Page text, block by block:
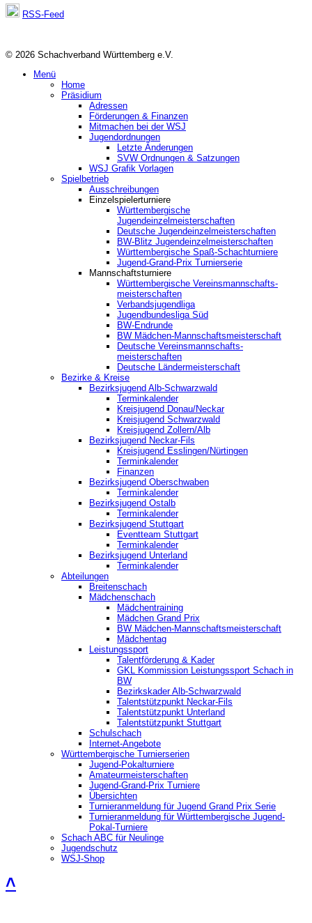
RSS-Feed
© 2026 Schachverband Württemberg e.V.
Menü
Home
Präsidium
Adressen
Förderungen & Finanzen
Mitmachen bei der WSJ
Jugendordnungen
Letzte Änderungen
SVW Ordnungen & Satzungen
WSJ Grafik Vorlagen
Spielbetrieb
Ausschreibungen
Einzelspielerturniere
Württembergische
Jugendeinzelmeisterschaften
Deutsche Jugendeinzelmeisterschaften
BW-Blitz Jugendeinzelmeisterschaften
Württembergische Spaß-Schachturniere
Jugend-Grand-Prix Turnierserie
Mannschaftsturniere
Württembergische Vereinsmannschafts-
meisterschaften
Verbandsjugendliga
Jugendbundesliga Süd
BW-Endrunde
BW Mädchen-Mannschaftsmeisterschaft
Deutsche Vereinsmannschafts-
meisterschaften
Deutsche Ländermeisterschaft
Bezirke & Kreise
Bezirksjugend Alb-Schwarzwald
Terminkalender
Kreisjugend Donau/Neckar
Kreisjugend Schwarzwald
Kreisjugend Zollern/Alb
Bezirksjugend Neckar-Fils
Kreisjugend ‎Esslingen/Nürtingen
Terminkalender
Finanzen
Bezirksjugend Oberschwaben
Terminkalender
Bezirksjugend Ostalb
Terminkalender
Bezirksjugend Stuttgart
‎Eventteam Stuttgart
Terminkalender
Bezirksjugend Unterland
Terminkalender
Abteilungen
Breitenschach
Mädchenschach
Mädchentraining
Mädchen Grand Prix
BW Mädchen-Mannschaftsmeisterschaft
Mädchentag
Leistungssport
Talentförderung & Kader
GKL Kommission Leistungssport Schach in
BW
Bezirkskader Alb-Schwarzwald
Talentstützpunkt Neckar-Fils
Talentstützpunkt Unterland
Talentstützpunkt Stuttgart
Schulschach
Internet-Angebote
Württembergische Turnierserien
Jugend-Pokalturniere
Amateurmeisterschaften
Jugend-Grand-Prix Turniere
Übersichten
Turnieranmeldung für Jugend Grand Prix Serie
Turnieranmeldung für Württembergische Jugend-
Pokal-Turniere
Schach ABC für Neulinge
Jugendschutz
WSJ-Shop
˄